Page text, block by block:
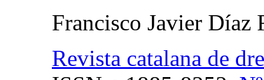
Francisco Javier Díaz
Revista catalana de